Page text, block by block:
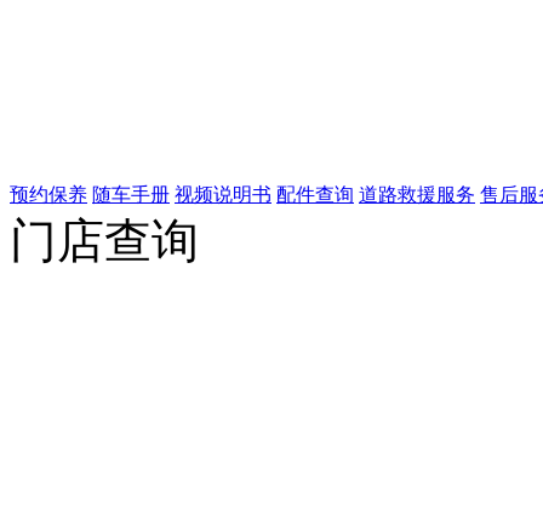
预约保养 随车手册 视频说明书 配件查询 道路救援服务 售后服
门店查询